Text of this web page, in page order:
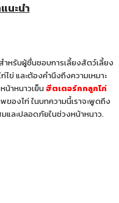
นะนำ
หรับผู้ชื่นชอบการเลี้ยงสัตว์เลี้ยง
ข่ และต้องคำนึงถึงความเหมาะ
น้าหนาวเย็น ฮีตเตอร์กกลูกไก่
ของไก่ ในบทความนี้เราจะพูดถึง
มและปลอดภัยในช่วงหน้าหนาว.